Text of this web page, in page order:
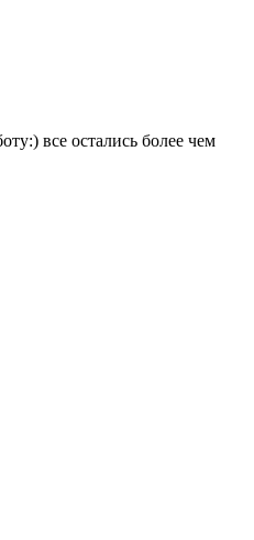
все остались более чем